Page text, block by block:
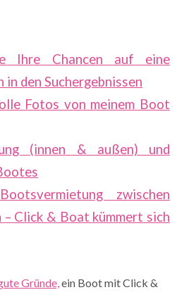
Ihre Chancen auf eine
den Suchergebnissen
Fotos von meinem Boot
(innen & außen) und
zwischen
Click & Boat kümmert sich
Gründe,ein Boot mit Click &